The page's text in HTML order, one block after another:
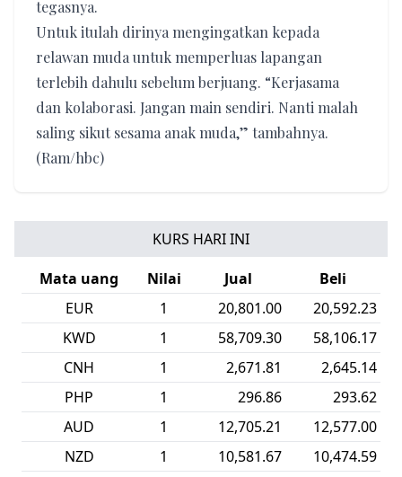
tegasnya.
Untuk itulah dirinya mengingatkan kepada
relawan muda untuk memperluas lapangan
terlebih dahulu sebelum berjuang. “Kerjasama
dan kolaborasi. Jangan main sendiri. Nanti malah
saling sikut sesama anak muda,” tambahnya.
(Ram/hbc)
KURS HARI INI
Mata uang
Nilai Jual
Beli
EUR
1 20,801.00
20,592.23
KWD
1 58,709.30
58,106.17
CNH
1 2,671.81
2,645.14
PHP
1 296.86
293.62
AUD
1 12,705.21
12,577.00
NZD
1 10,581.67 10,474.59